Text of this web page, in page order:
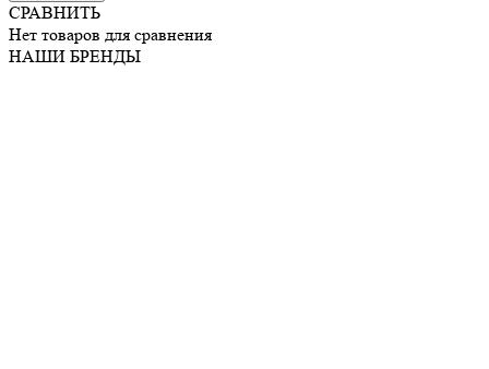
СРАВНИТЬ
Нет товаров для сравнения
НАШИ БРЕНДЫ